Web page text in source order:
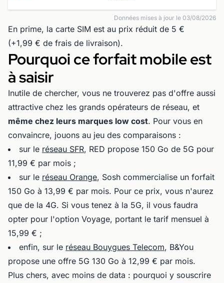
Données mises à jour le 03/08/2026
En prime, la carte SIM est au prix réduit de 5 €
(+1,99 € de frais de livraison).
Pourquoi ce forfait mobile est
à saisir
Inutile de chercher, vous ne trouverez pas d'offre aussi
attractive chez les grands opérateurs de réseau, et
même chez leurs marques low cost. Pour vous en
convaincre, jouons au jeu des comparaisons :
sur le réseau SFR, RED propose 150 Go de 5G pour
11,99 € par mois ;
sur le réseau Orange, Sosh commercialise un forfait
150 Go à 13,99 € par mois. Pour ce prix, vous n'aurez
que de la 4G. Si vous tenez à la 5G, il vous faudra
opter pour l'option Voyage, portant le tarif mensuel à
15,99 € ;
enfin, sur le réseau Bouygues Telecom, B&You
propose une offre 5G 130 Go à 12,99 € par mois.
Plus chers, avec moins de data : pourquoi y souscrire